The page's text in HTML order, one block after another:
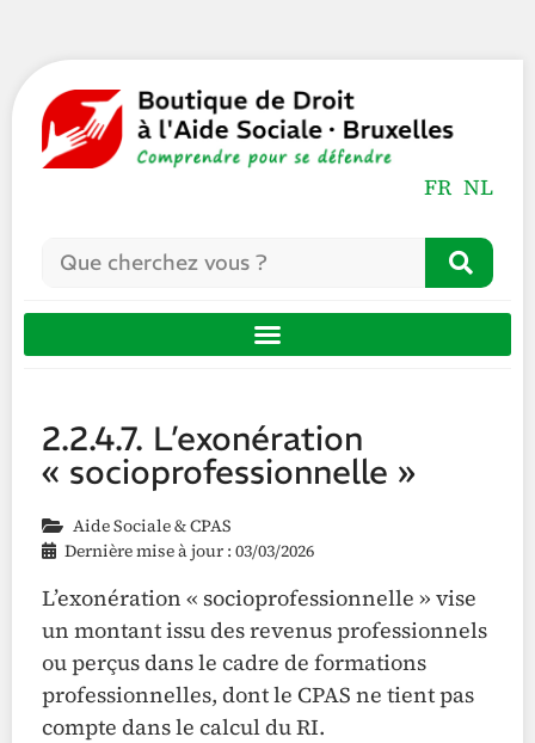
FR NL
2.2.4.7. L’exonération
« socioprofessionnelle »
Aide Sociale & CPAS
Dernière mise à jour : 03/03/2026
L’exonération « socioprofessionnelle » vise
un montant issu des revenus professionnels
ou perçus dans le cadre de formations
professionnelles, dont le CPAS ne tient pas
compte dans le calcul du RI.